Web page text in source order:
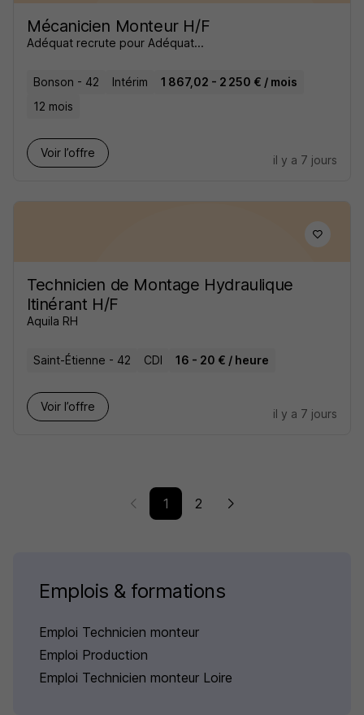
Mécanicien Monteur H/F
Adéquat recrute pour Adéquat...
Bonson - 42 Intérim
1 867,02 - 2 250 € / mois
12 mois
Voir l’offre
il y a 7 jours
Technicien de Montage Hydraulique
Itinérant H/F
Aquila RH
Saint-Étienne - 42 CDI 16 - 20 € / heure
Voir l’offre
il y a 7 jours
1 2
Emplois & formations
Emploi Technicien monteur
Emploi Production
Emploi Technicien monteur Loire